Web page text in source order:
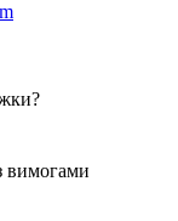
вимогами